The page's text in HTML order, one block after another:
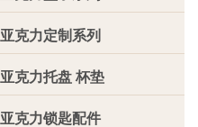
亚克力定制系列
亚克力托盘 杯垫
亚克力锁匙配件